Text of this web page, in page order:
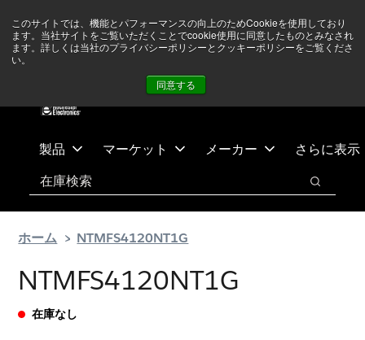
このサイトでは、機能とパフォーマンスの向上のためCookieを使用しており
ます。当社サイトをご覧いただくことでcookie使用に同意したものとみなされ
ます。詳しくは当社のプライバシーポリシーとクッキーポリシーをご覧くださ
い。
同意する
テ
ス
ありません 詳しい情報はこちら➜
製品 マーケット メーカー さらに表示
検索
検索
ホーム NTMFS4120NT1G
NTMFS4120NT1G
在庫なし